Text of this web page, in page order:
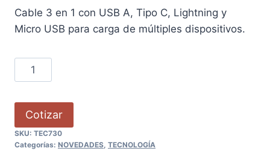
Cable 3 en 1 con USB A, Tipo C, Lightning y
Micro USB para carga de múltiples dispositivos.
Cotizar
SKU: TEC730
Categorías: NOVEDADES, TECNOLOGÍA